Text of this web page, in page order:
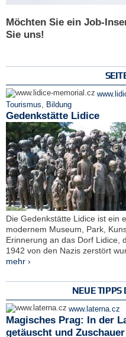
Möchten Sie ein Job-
Sie uns!
Tourismus, Bildung
Gedenkstätte Lidice
Die Gedenkstätte Lidice ist ein
modernem Museum, Park,
Erinnerung an das Dorf Lidice,
1942 von den Nazis zerstört
mehr ›
NEUE TIPPS
www.laterna.cz
Magisches Prag: In der
getäuscht und